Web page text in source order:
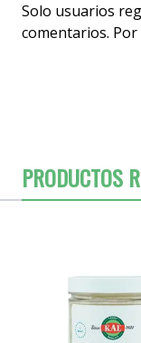
Solo usuarios
comentarios.
PRODUCTOS